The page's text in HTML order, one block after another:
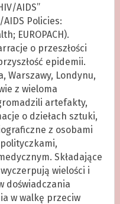
AIDS”
Policies:
EUROPACH).
o przeszłości
epidemii.
Warszawy, Londynu,
z wieloma
artefakty,
o dziełach sztuki,
z osobami
Składające
wielości i
doświadczania
w walkę przeciw